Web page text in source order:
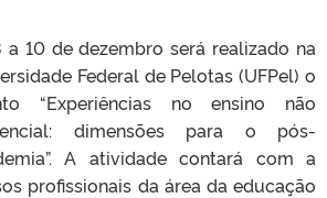
a 10 de dezembro será realizado na
Federal de Pelotas (UFPel) o
“Experiências no ensino não
dimensões para o pós-
A atividade contará com a
profissionais da área da educação